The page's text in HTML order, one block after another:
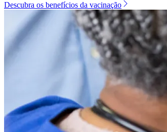
Descubra os benefícios da vacinação